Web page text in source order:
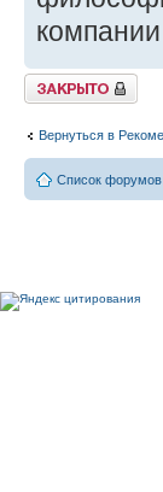
Закрыто
Вернуться в
Список форумов